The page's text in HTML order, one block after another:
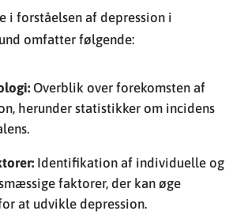
i forståelsen af depression i
omfatter følgende:
Overblik over forekomsten af
herunder statistikker om incidens
Identifikation af individuelle og
faktorer, der kan øge
at udvikle depression.